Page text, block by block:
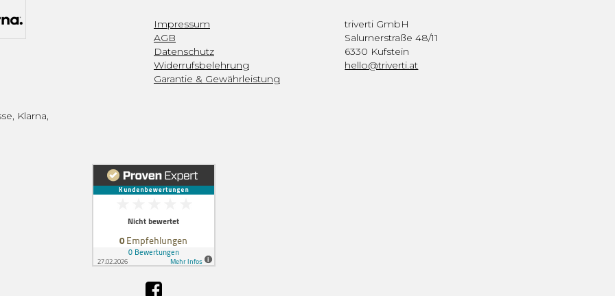
Klarna,
Impressum
AGB
Datenschutz
Widerrufsbelehrung
Garantie & Gewährleistung
triverti GmbH
Salurnerstraße 48/11
6330 Kufstein
hello@triverti.at